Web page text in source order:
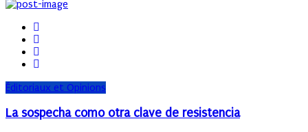
Éditoriaux et Opinions
La sospecha como otra clave de resistencia